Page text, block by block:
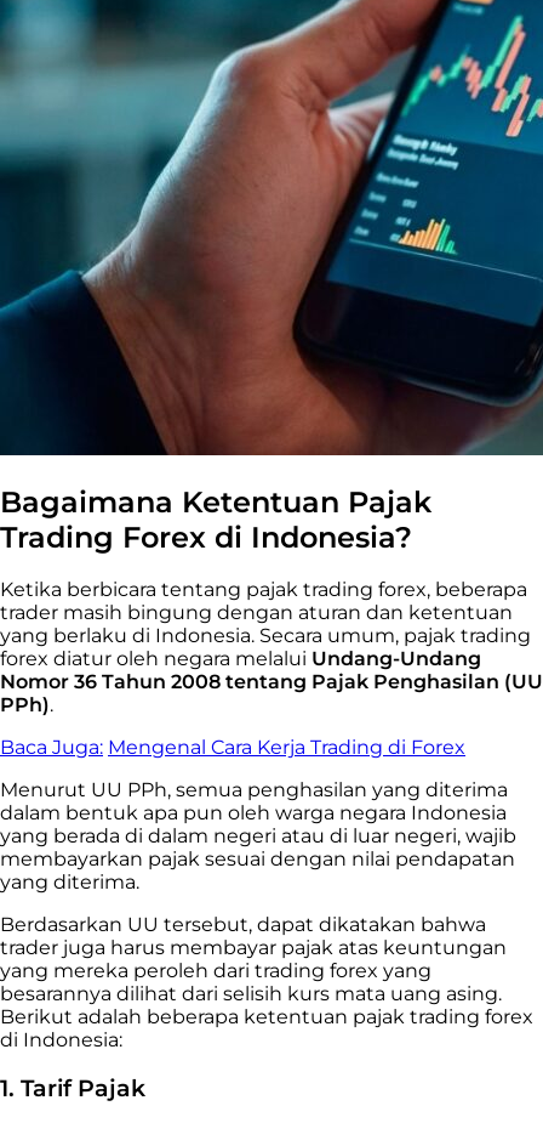
Bagaimana Ketentuan Pajak
Trading Forex di Indonesia?
Ketika berbicara tentang pajak trading forex, beberapa
trader masih bingung dengan aturan dan ketentuan
yang berlaku di Indonesia. Secara umum, pajak trading
forex diatur oleh negara melalui Undang-Undang
Nomor 36 Tahun 2008 tentang Pajak Penghasilan (UU
PPh).
Baca Juga: Mengenal Cara Kerja Trading di Forex
Menurut UU PPh, semua penghasilan yang diterima
dalam bentuk apa pun oleh warga negara Indonesia
yang berada di dalam negeri atau di luar negeri, wajib
membayarkan pajak sesuai dengan nilai pendapatan
yang diterima.
Berdasarkan UU tersebut, dapat dikatakan bahwa
trader juga harus membayar pajak atas keuntungan
yang mereka peroleh dari trading forex yang
besarannya dilihat dari selisih kurs mata uang asing.
Berikut adalah beberapa ketentuan pajak trading forex
di Indonesia:
1. Tarif Pajak